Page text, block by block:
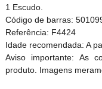
1 Escudo.
Código de barras:
Referência: F4424
Idade recomendada: A
Aviso importante: As
produto. Imagens